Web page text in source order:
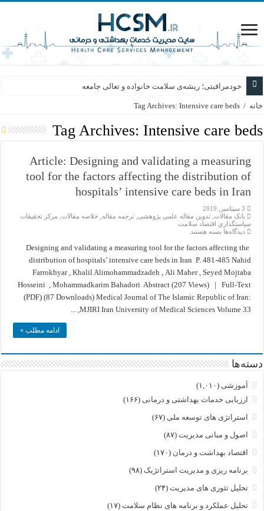
خودمراقبتی؛ ریشه‌ی سلامت خانواده و تعالی جامعه
خانه /
Tag Archives: Intensive care beds
Tag Archives: Intensive care beds
Article: Designing and validating a measuring
tool for the factors affecting the distribution of
hospitals’ intensive care beds in Iran
3 سپتامبر, 2019
بانک مقالات ,تدوین مقاله علمی پژوهشی ,ترجمه مقاله خلاصه مقالات مركز تحقيقات
سياستگذاري اقتصاد سلامت
دیدگاه‌ها برای
Designing
validating
measuring
tool
for
the
factors
affecting
in
بسته هستند
Designing and validating a measuring tool for the factors affecting the
distribution of hospitals’ intensive care beds in Iran P. 481-485 Nahid
Farrokhyar , Khalil Alimohammadzadeh , Ali Maher , Seyed Mojtaba
Hosseini , Mohammadkarim Bahadori Abstract (207 Views) | Full-Text
(PDF) (87 Downloads) Medical Journal of The Islamic Republic of Iran:
MJIRI Iran University of Medical Sciences Volume 33, ...
ادامه مطلب »
دسته‌ها
آموزشی (۱,۰۱۰)
ارزیابی خدمات بهداشتی و درمانی (۱۶۶)
استراتژی های توسعه ملی (۶۷)
اصول و مبانی مدیریت (۸۷)
اقتصاد بهداشت و درمان (۱۷۰)
برنامه ریزی و مدیریت استراتژیک (۹۸)
تحلیل تئوری های مدیریت (۲۴)
تحلیل عملکرد و برنامه های نظام سلامت (۱۷)